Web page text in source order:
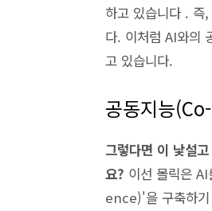
하고 있습니다 . 즉
다. 이처럼 AI와의
고 있습니다.
공동지능
그렇다면 이 낯설
요? 이선 몰릭은
ence)'을 구축하기